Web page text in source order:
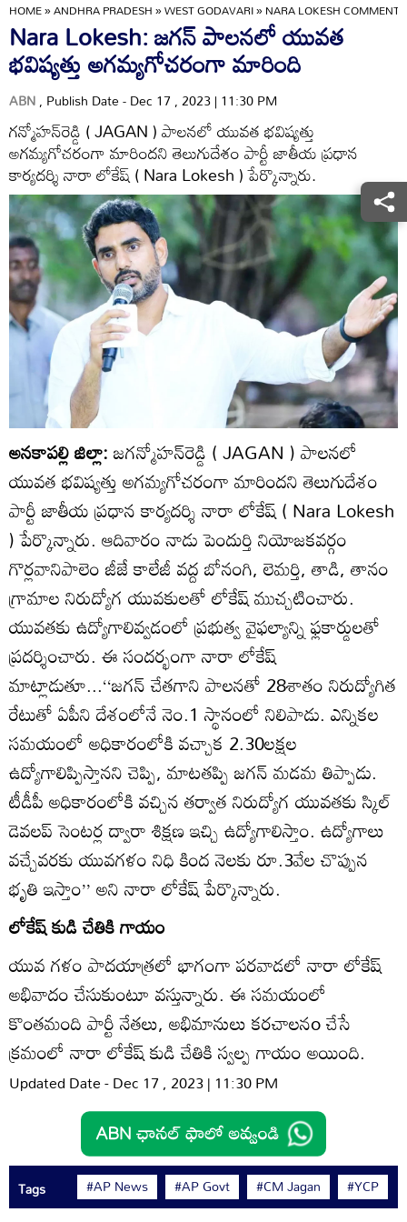
HOME»ANDHRA PRADESH»WEST GODAVARI»NARA LOKESH
Nara Lokesh: జగన్ పాలనలో యువత
భవిష్యత్తు అగమ్యగోచరంగా మారింది
ABN, Publish Date - Dec 17 , 2023 | 11:30 PM
గన్మోహన్‌రెడ్డి ( JAGAN ) పాలనలో యువత భవిష్యత్తు
అగమ్యగోచరంగా మారిందని తెలుగుదేశం పార్టీ జాతీయ ప్రధాన
కార్యదర్శి నారా లోకేష్ ( Nara Lokesh ) పేర్కొన్నారు.
అనకాపల్లి జిల్లా:జగన్మోహన్‌రెడ్డి ( JAGAN ) పాలనలో
యువత భవిష్యత్తు అగమ్యగోచరంగా మారిందని తెలుగుదేశం
పార్టీ జాతీయ ప్రధాన కార్యదర్శి నారా లోకేష్ ( Nara Lokesh
) పేర్కొన్నారు. ఆదివారం నాడు పెందుర్తి నియోజకవర్గం
గొర్లవానిపాలెం జీజే కాలేజీ వద్ద బోనంగి, లెమర్తి, తాడి, తానం
గ్రామాల నిరుద్యోగ యువకులతో లోకేష్ ముచ్చటించారు.
యువతకు ఉద్యోగాలివ్వడంలో ప్రభుత్వ వైఫల్యాన్ని ఫ్లకార్డులతో
ప్రదర్శించారు. ఈ సందర్భంగా నారా లోకేష్
మాట్లాడుతూ...‘‘జగన్ చేతగాని పాలనతో 28శాతం నిరుద్యోగిత
రేటుతో ఏపీని దేశంలోనే నెం.1 స్థానంలో నిలిపాడు. ఎన్నికల
సమయంలో అధికారంలోకి వచ్చాక 2.30లక్షల
ఉద్యోగాలిప్పిస్తానని చెప్పి, మాటతప్పి జగన్ మడమ తిప్పాడు.
టీడీపీ అధికారంలోకి వచ్చిన తర్వాత నిరుద్యోగ యువతకు స్కిల్
డెవలప్ సెంటర్ల ద్వారా శిక్షణ ఇచ్చి ఉద్యోగాలిస్తాం. ఉద్యోగాలు
వచ్చేవరకు యువగళం నిధి కింద నెలకు రూ.3వేల చొప్పున
భృతి ఇస్తాం’’ అని నారా లోకేష్ పేర్కొన్నారు.
లోకేష్ కుడి చేతికి గాయం
యువ గళం పాదయాత్రలో భాగంగా పరవాడలో నారా లోకేష్
అభివాదం చేసుకుంటూ వస్తున్నారు. ఈ సమయంలో
కొంతమంది పార్టీ నేతలు, అభిమానులు కరచాలనo చేసే
క్రమంలో నారా లోకేష్ కుడి చేతికి స్వల్ప గాయం అయింది.
Updated Date - Dec 17 , 2023 | 11:30 PM
Tags #AP News #AP Govt #CM Jagan #YCP